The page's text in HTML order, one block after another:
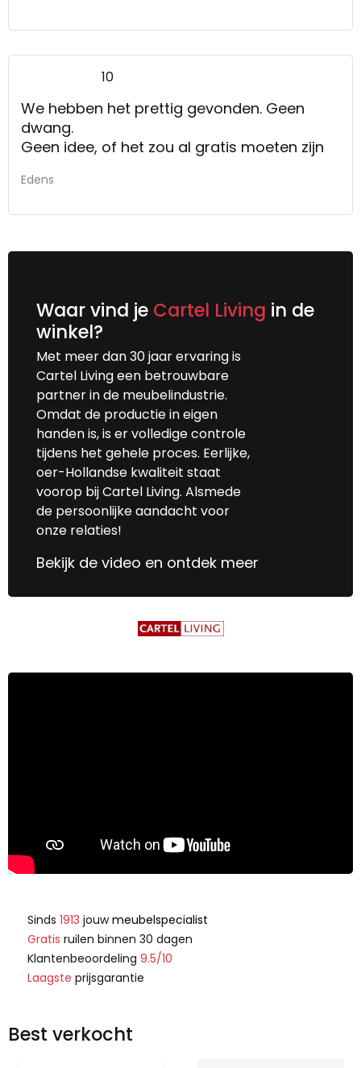
10
We hebben het prettig gevonden. Geen
dwang.
Geen idee, of het zou al gratis moeten zijn
Edens
Waar vind je Cartel Living in de
winkel?
Met meer dan 30 jaar ervaring is
Cartel Living een betrouwbare
partner in de meubelindustrie.
Omdat de productie in eigen
handen is, is er volledige controle
tijdens het gehele proces. Eerlijke,
oer-Hollandse kwaliteit staat
voorop bij Cartel Living. Alsmede
de persoonlijke aandacht voor
onze relaties!
Bekijk de video en ontdek meer
Sinds 1913 jouwmeubelspecialist
Gratis ruilen binnen 30 dagen
Klantenbeoordeling 9.5/10
Laagste prijsgarantie
Best verkocht